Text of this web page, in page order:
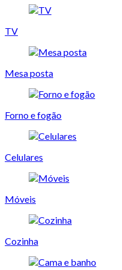
TV
Mesa posta
Forno e fogão
Celulares
Móveis
Cozinha